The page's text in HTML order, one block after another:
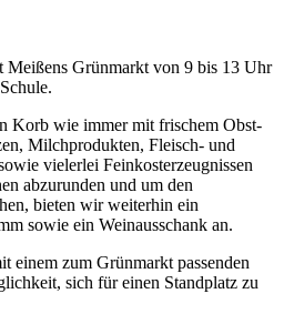
Meißens Grünmarkt von 9 bis 13 Uhr
Korb wie immer mit frischem Obst-
Milchprodukten, Fleisch- und
vielerlei Feinkosterzeugnissen
abzurunden und um den
bieten wir weiterhin ein
sowie ein Weinausschank an.
einem zum Grünmarkt passenden
sich für einen Standplatz zu